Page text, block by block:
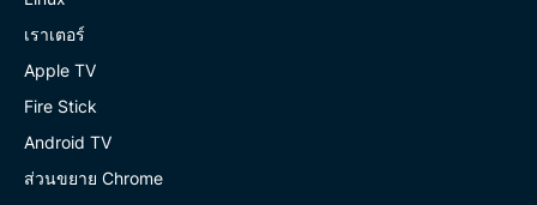
เราเตอร์
Apple TV
Fire Stick
Android TV
ส่วนขยาย Chrome